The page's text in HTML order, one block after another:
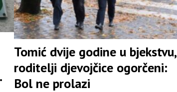
Tomić dvije godine u bjekstvu,
roditelji djevojčice ogorčeni:
Bol ne prolazi